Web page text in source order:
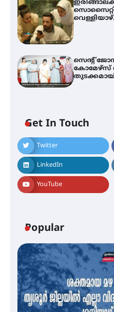
സെന്റ്
Get In Touch
Twitter
LinkedIn
YouTube
Popular
എം.ജി.
ഇംഗ്ളീഷ്
സെന്റ്